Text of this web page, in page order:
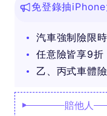
免登錄抽
汽車強制險限
任意險皆享9
乙、丙式車體
賠他人